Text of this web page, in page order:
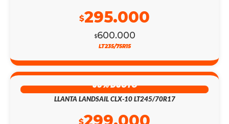
$600.000
$295.000
LT235/75R15
58% DSCTO
LLANTA LANDSAIL CLX-10 LT245/70R17
$